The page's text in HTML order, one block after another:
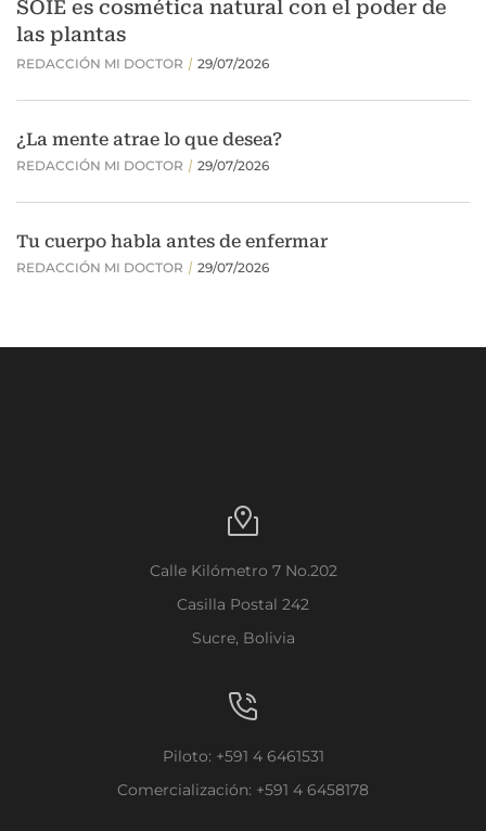
Calle Kilómetro 7 No.202
Casilla Postal 242
Sucre, Bolivia
Piloto: +591 4 6461531
Comercialización: +591 4 6458178